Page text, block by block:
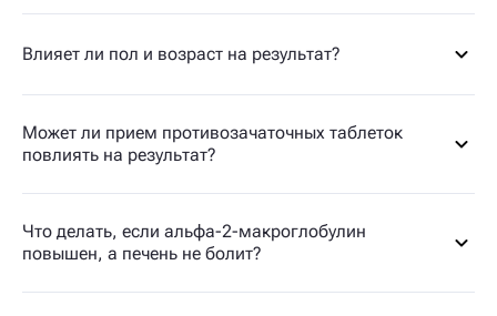
Влияет ли пол и возраст на результат?
Может ли прием противозачаточных таблеток
повлиять на результат?
Что делать, если альфа-2-макроглобулин
повышен, а печень не болит?